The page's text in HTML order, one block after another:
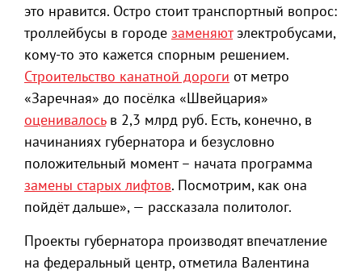
это нравится. Остро стоит транспортный вопрос:
троллейбусы в городе заменяютэлектробусами,
кому-то это кажется спорным решением.
Строительство канатной дороги от метро
«Заречная» до посёлка «Швейцария»
оценивалосьв 2,3 млрд руб. Есть, конечно, в
начинаниях губернатора и безусловно
положительный момент – начата программа
замены старых лифтов. Посмотрим, как она
пойдёт дальше», — рассказала политолог.
Проекты губернатора производят впечатление
на федеральный центр, отметила Валентина